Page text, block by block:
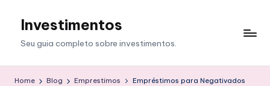
Investimentos
Seu guia completo sobre investimentos.
Home Blog Emprestimos
Empréstimos para Negativados